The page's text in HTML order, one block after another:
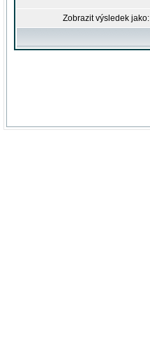
Zobrazit výsledek jako: